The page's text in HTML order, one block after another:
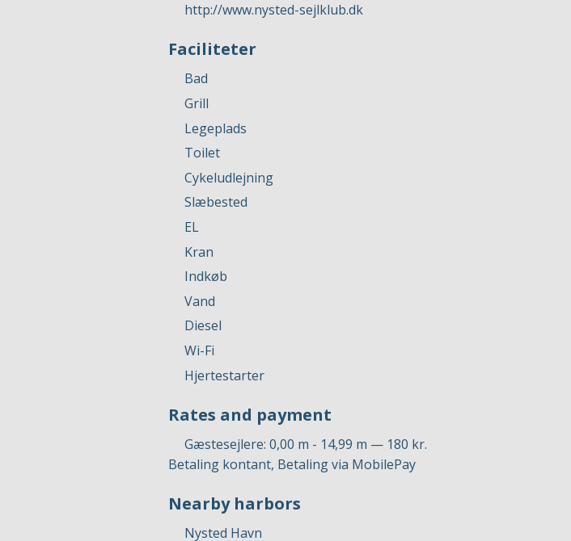
http://www.nysted-sejlklub.dk
Faciliteter
Bad
Grill
Legeplads
Toilet
Cykeludlejning
Slæbested
EL
Kran
Indkøb
Vand
Diesel
Wi-Fi
Hjertestarter
Rates and payment
Gæstesejlere: 0,00 m - 14,99 m — 180 kr.
Betaling kontant, Betaling via MobilePay
Nearby harbors
Nysted Havn